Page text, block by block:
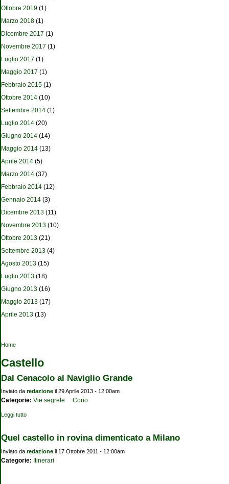
Ottobre 2019 (1)
Marzo 2018 (1)
Dicembre 2017 (1)
Novembre 2017 (1)
Luglio 2017 (1)
Maggio 2017 (1)
Febbraio 2015 (1)
Ottobre 2014 (10)
Settembre 2014 (1)
Luglio 2014 (20)
Giugno 2014 (14)
Maggio 2014 (13)
Aprile 2014 (5)
Marzo 2014 (37)
Febbraio 2014 (12)
Gennaio 2014 (3)
Dicembre 2013 (11)
Novembre 2013 (10)
Ottobre 2013 (21)
Settembre 2013 (4)
Agosto 2013 (15)
Luglio 2013 (18)
Giugno 2013 (16)
Maggio 2013 (17)
Aprile 2013 (13)
Tu sei qui
Home
Castello
Dal Cenacolo al Naviglio Grande
Inviato da redazione il 29 Aprile 2013 - 12:00am
Categorie: Vie segrete Corio
Leggi tutto
Quel castello in rovina dimenticato a Milano
Inviato da redazione il 17 Ottobre 2011 - 12:00am
Categorie: Itinerari